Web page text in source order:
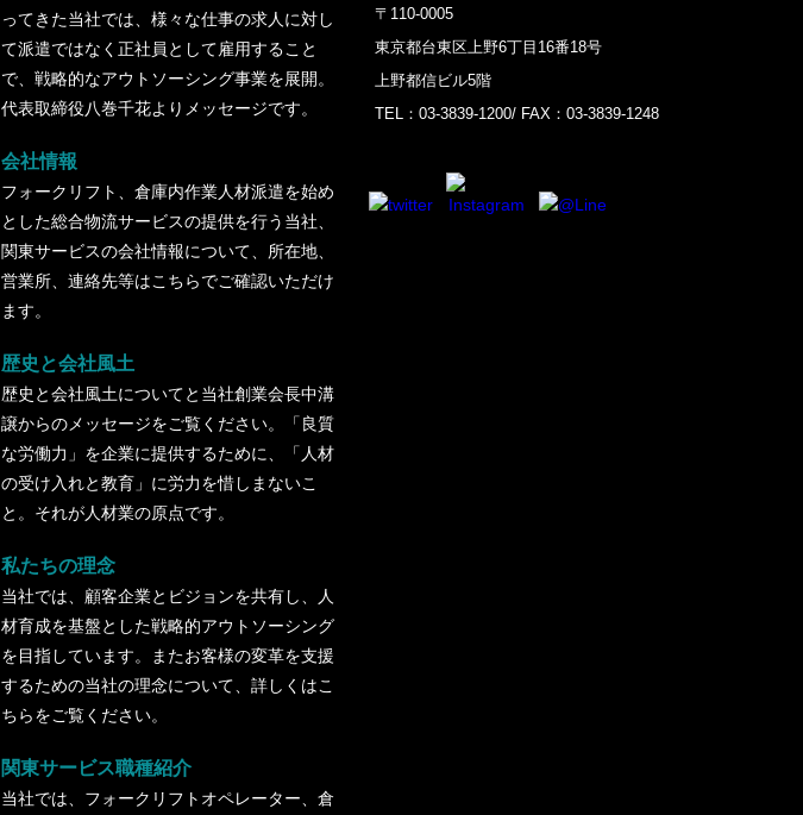
ってきた当社では、様々な仕事の求人に対し
て派遣ではなく正社員として雇用すること
で、戦略的なアウトソーシング事業を展開。
代表取締役八巻千花よりメッセージです。
会社情報
フォークリフト、倉庫内作業人材派遣を始め
とした総合物流サービスの提供を行う当社、
関東サービスの会社情報について、所在地、
営業所、連絡先等はこちらでご確認いただけ
ます。
歴史と会社風土
歴史と会社風土についてと当社創業会長中溝
譲からのメッセージをご覧ください。「良質
な労働力」を企業に提供するために、「人材
の受け入れと教育」に労力を惜しまないこ
と。それが人材業の原点です。
私たちの理念
当社では、顧客企業とビジョンを共有し、人
材育成を基盤とした戦略的アウトソーシング
を目指しています。またお客様の変革を支援
するための当社の理念について、詳しくはこ
ちらをご覧ください。
関東サービス職種紹介
当社では、フォークリフトオペレーター、倉
〒110-0005
東京都台東区上野6丁目16番18号
上野都信ビル5階
TEL：03-3839-1200/ FAX：03-3839-1248